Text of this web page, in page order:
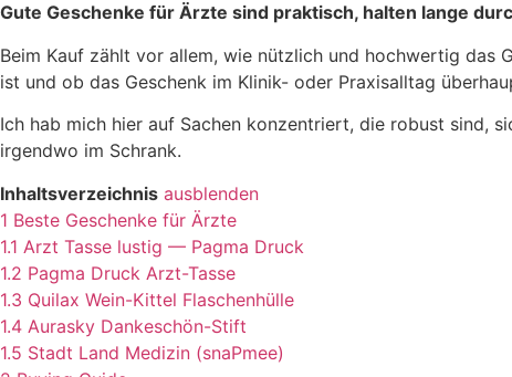
Gute Geschenke für Ärzte sind praktisch, halten lange
Beim Kauf zählt vor allem, wie nützlich und hochwertig das
ist und ob das Geschenk im Klinik- oder Praxisalltag
Ich hab mich hier auf Sachen konzentriert, die robust sind,
irgendwo im Schrank.
Inhaltsverzeichnis ausblenden
1 Beste Geschenke für Ärzte
1.1 Arzt Tasse lustig — Pagma Druck
1.2 Pagma Druck Arzt-Tasse
1.3 Quilax Wein-Kittel Flaschenhülle
1.4 Aurasky Dankeschön-Stift
1.5 Stadt Land Medizin (snaPmee)